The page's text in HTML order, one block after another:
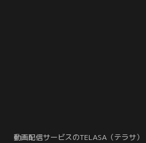
動画配信サービスのTELASA（テラサ）